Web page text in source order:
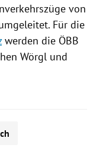
von
Für die
werden die ÖBB
Wörgl und